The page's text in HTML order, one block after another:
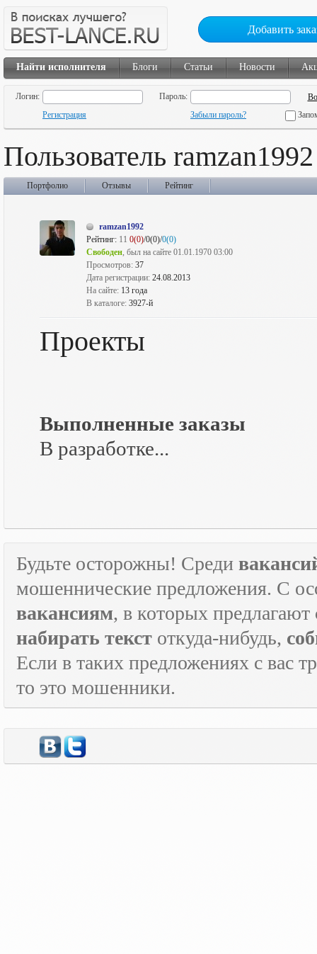
Добавить
Найти исполнителя Блоги Статьи Новости
Логин:
Пароль:
Регистрация
Забыли пароль?
Пользователь ramzan1992
Портфолио Отзывы Рейтинг
ramzan1992
Рейтинг: 11 0(0)/0(0)/0(0)
Свободен, был на сайте 01.01.1970 03:00
Просмотров: 37
Дата регистрации: 24.08.2013
На сайте: 13 года
В каталоге: 3927-й
Проекты
Выполненные заказы
В разработке...
Будьте осторожны! Среди
мошеннические предложения. С
вакансиям, в которых предлагают
набирать текст откуда-нибудь,
Если в таких предложениях с вас
то это мошенники.